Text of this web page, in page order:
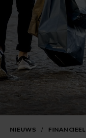
NIEUWS / FINANCIEEL